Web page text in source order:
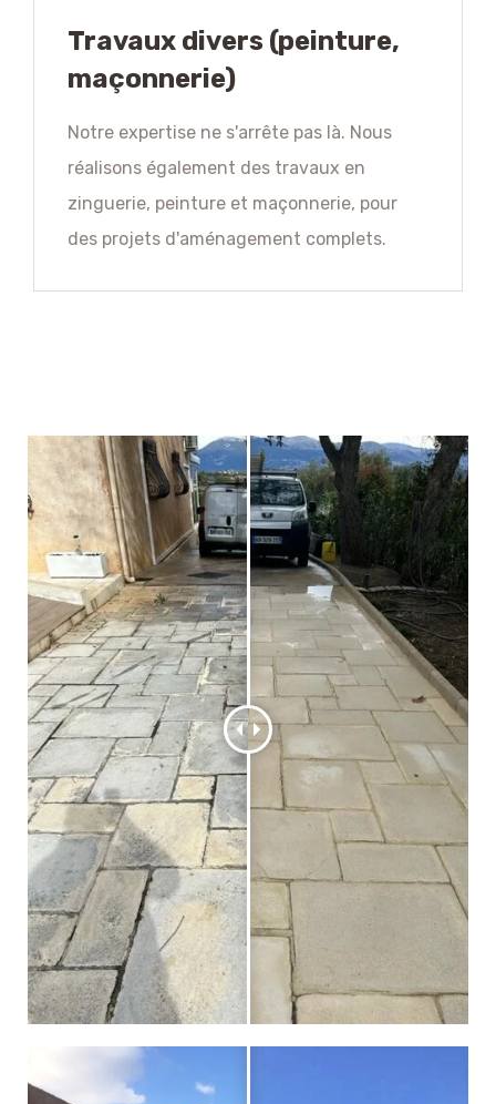
Travaux divers (peinture,
maçonnerie)
Notre expertise ne s'arrête pas là. Nous
réalisons également des travaux en
zinguerie, peinture et maçonnerie, pour
des projets d'aménagement complets.